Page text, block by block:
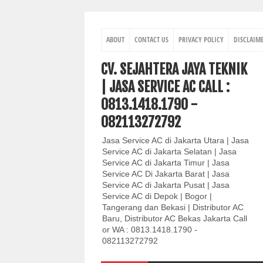
ABOUT CONTACT US PRIVACY POLICY
CV. SEJAHTERA JAYA TEKNIK
| JASA SERVICE AC CALL :
0813.1418.1790 -
082113272792
Jasa Service AC di Jakarta Utara | Jasa
Service AC di Jakarta Selatan | Jasa
Service AC di Jakarta Timur | Jasa
Service AC Di Jakarta Barat | Jasa
Service AC di Jakarta Pusat | Jasa
Service AC di Depok | Bogor |
Tangerang dan Bekasi | Distributor AC
Baru, Distributor AC Bekas Jakarta Call
or WA : 0813.1418.1790 -
082113272792